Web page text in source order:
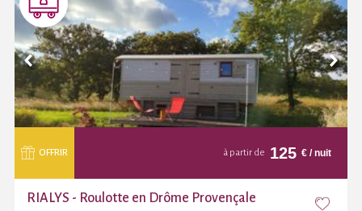
OFFRIR à partir de 125 € / nuit
RIALYS - Roulotte en Drôme Provençale